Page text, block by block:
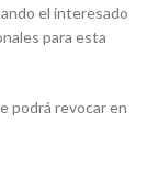
el interesado
para esta
podrá revocar en